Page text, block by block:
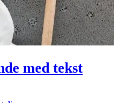
med tekst